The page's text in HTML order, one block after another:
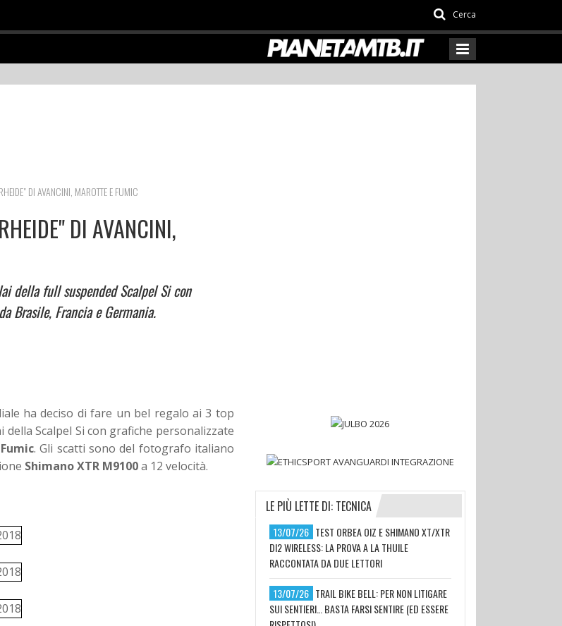
Cerca
DI AVANCINI, MAROTTE E FUMIC
DI AVANCINI,
della full suspended Scalpel Si con
Brasile, Francia e Germania.
ha deciso di fare un bel regalo ai 3 top
della Scalpel Si con grafiche personalizzate
. Gli scatti sono del fotografo italiano
Shimano XTR M9100a 12 velocità.
LE PIÙ LETTE DI: TECNICA
13/07/26 TEST ORBEA OIZ E SHIMANO XT/XTR
DI2 WIRELESS: LA PROVA A LA THUILE
RACCONTATA DA DUE LETTORI
13/07/26 TRAIL BIKE BELL: PER NON LITIGARE
SUI SENTIERI… BASTA FARSI SENTIRE (ED ESSERE